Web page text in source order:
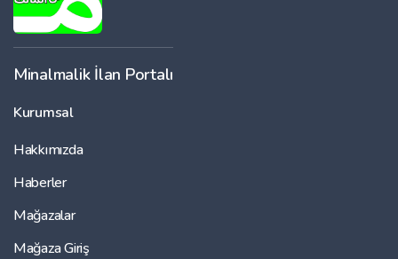
Minalmalik İlan Portalı
Kurumsal
Hakkımızda
Haberler
Mağazalar
Mağaza Giriş